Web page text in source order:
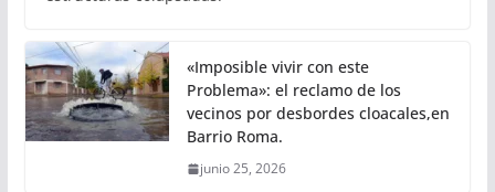
«Imposible vivir con este
Problema»: el reclamo de los
vecinos por desbordes cloacales,en
Barrio Roma.
junio 25, 2026